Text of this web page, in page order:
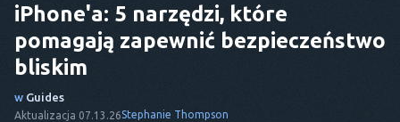
iPhone'a: 5 narzędzi, które
pomagają zapewnić bezpieczeństwo
bliskim
w Guides
Aktualizacja 07.13.26Stephanie Thompson